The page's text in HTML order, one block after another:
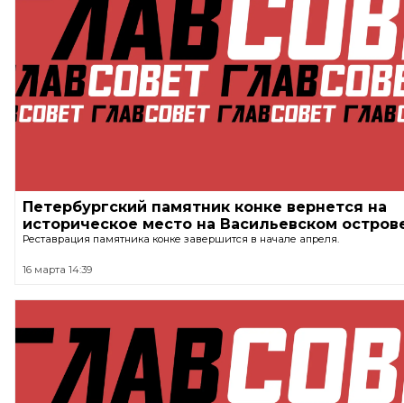
Петербургский памятник конке вернется на
историческое место на Васильевском
Реставрация памятника конке завершится в начале апреля.
16 марта 14:39